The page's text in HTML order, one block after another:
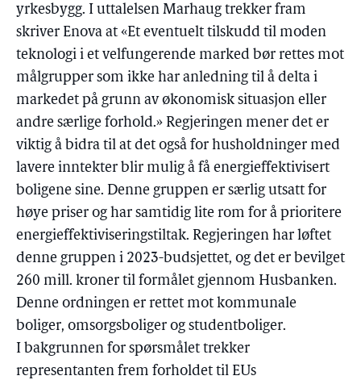
yrkesbygg. I uttalelsen Marhaug trekker fram
skriver Enova at «Et eventuelt tilskudd til moden
teknologi i et velfungerende marked bør rettes mot
målgrupper som ikke har anledning til å delta i
markedet på grunn av økonomisk situasjon eller
andre særlige forhold.» Regjeringen mener det er
viktig å bidra til at det også for husholdninger med
lavere inntekter blir mulig å få energieffektivisert
boligene sine. Denne gruppen er særlig utsatt for
høye priser og har samtidig lite rom for å prioritere
energieffektiviseringstiltak. Regjeringen har løftet
denne gruppen i 2023-budsjettet, og det er bevilget
260 mill. kroner til formålet gjennom Husbanken.
Denne ordningen er rettet mot kommunale
boliger, omsorgsboliger og studentboliger.
I bakgrunnen for spørsmålet trekker
representanten frem forholdet til EUs